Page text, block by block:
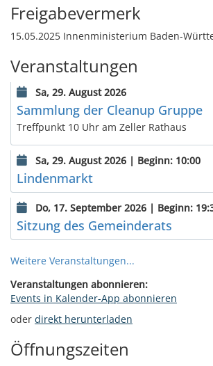
Freigabevermerk
15.05.2025 Innenministerium Baden-
Veranstaltungen
Sa, 29. August 2026
Sammlung der Cleanup Gruppe
Treffpunkt 10 Uhr am Zeller Rathaus
Sa, 29. August 2026 | Beginn: 10:00
Lindenmarkt
Do, 17. September 2026 | Beginn:
Sitzung des Gemeinderats
Weitere Veranstaltungen...
Veranstaltungen abonnieren:
Events in Kalender-App abonnieren
oder direkt herunterladen
Öffnungszeiten